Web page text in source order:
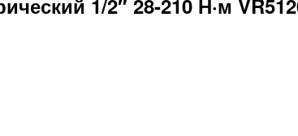
1/2″ 28-210 Н·м